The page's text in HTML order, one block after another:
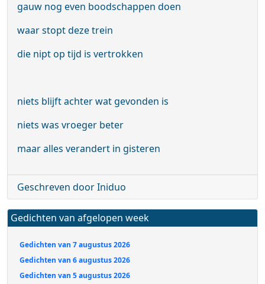
gauw nog even boodschappen doen
waar stopt deze trein
die nipt op tijd is vertrokken
niets blijft achter wat gevonden is
niets was vroeger beter
maar alles verandert in gisteren
Geschreven door Iniduo
Gedichten van afgelopen week
Gedichten van 7 augustus 2026
Gedichten van 6 augustus 2026
Gedichten van 5 augustus 2026